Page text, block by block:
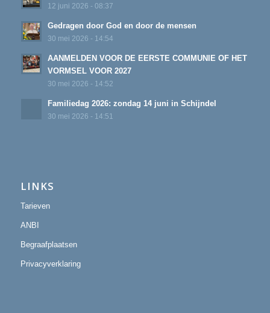
12 juni 2026 - 08:37
Gedragen door God en door de mensen
30 mei 2026 - 14:54
AANMELDEN VOOR DE EERSTE COMMUNIE OF HET
VORMSEL VOOR 2027
30 mei 2026 - 14:52
Familiedag 2026: zondag 14 juni in Schijndel
30 mei 2026 - 14:51
LINKS
Tarieven
ANBI
Begraafplaatsen
Privacyverklaring